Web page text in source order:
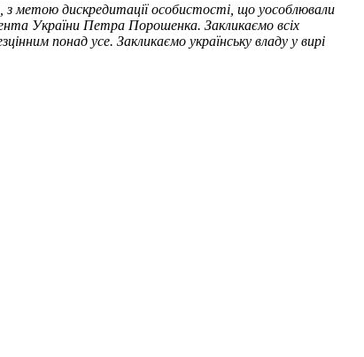
метою дискредитації особистості, що уособлювали
України Петра Порошенка. Закликаємо всіх
понад усе. Закликаємо українську владу у вирі